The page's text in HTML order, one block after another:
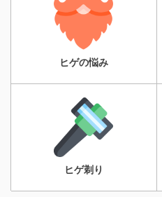
ヒゲの悩み
ヒゲ剃り